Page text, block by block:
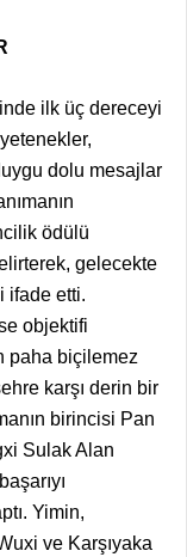
ilk üç dereceyi
dolu mesajlar
ödülü
gelecekte
ifade etti.
objektifi
paha biçilemez
karşı derin bir
birincisi Pan
Sulak Alan
Yimin,
ve Karşıyaka